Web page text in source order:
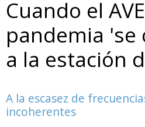
Cuando el
pandemia 'se
a la estación
A la escasez de
incoherentes